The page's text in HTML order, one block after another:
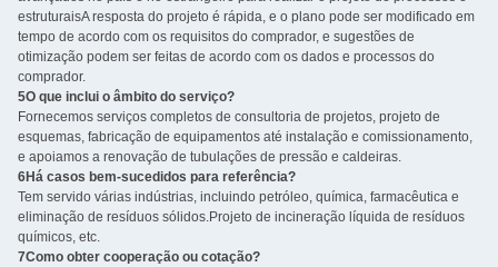
estruturaisA resposta do projeto é rápida, e o plano pode ser modificado em
tempo de acordo com os requisitos do comprador, e sugestões de
otimização podem ser feitas de acordo com os dados e processos do
comprador.
5O que inclui o âmbito do serviço?
Fornecemos serviços completos de consultoria de projetos, projeto de
esquemas, fabricação de equipamentos até instalação e comissionamento,
e apoiamos a renovação de tubulações de pressão e caldeiras.
6Há casos bem-sucedidos para referência?
Tem servido várias indústrias, incluindo petróleo, química, farmacêutica e
eliminação de resíduos sólidos.Projeto de incineração líquida de resíduos
químicos, etc.
7Como obter cooperação ou cotação?